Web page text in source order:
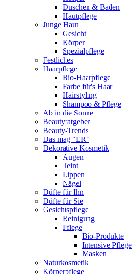
Duschen & Baden
Hautpflege
Junge Haut
Gesicht
Körper
Spezialpflege
Festliches
Haarpflege
Bio-Haarpflege
Farbe für's Haar
Hairstyling
Shampoo & Pflege
Ab in die Sonne
Beautyratgeber
Beauty-Trends
Das mag "ER"
Dekorative Kosmetik
Augen
Teint
Lippen
Nägel
Düfte für Ihn
Düfte für Sie
Gesichtspflege
Reinigung
Pflege
Bio-Produkte
Intensive Pflege
Masken
Naturkosmetik
Körperpflege